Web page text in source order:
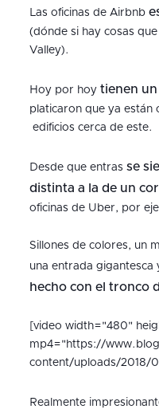
Las oficinas de Airbnb
(dónde si hay cosas
Valley).
Hoy por hoy tienen
platicaron que ya están
edificios cerca de este.
Desde que entras se
distinta a la de un
oficinas de Uber, por
Sillones de colores, un
una entrada gigantesca
hecho con el tronco
[video width="480"
mp4="https://
content/uploads/2018/
Realmente